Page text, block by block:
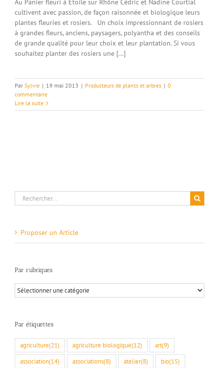
Au Panier fleuri à Etoile sur Rhône Cédric et Nadine Courtial
cultivent avec passion, de façon raisonnée et biologique leurs
plantes fleuries et rosiers. Un choix impressionnant de rosiers
à grandes fleurs, anciens, paysagers, polyantha et des conseils
de grande qualité pour leur choix et leur plantation. Si vous
souhaitez planter des rosiers une [...]
Par Sylvie | 19 mai 2013 | Producteurs de plants et arbres | 0
commentaire
Lire la suite
Rechercher:
Proposer un Article
Par rubriques
Par
rubriques
Par étiquettes
agriculture(21) agriculture biologique(12) art(9)
association(14) associations(8) atelier(8) bio(15)